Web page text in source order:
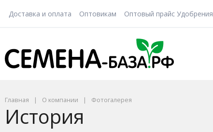
Доставка и оплата Оптовикам Оптовый прайс Удобрения
Главная О компании Фотогалерея
История